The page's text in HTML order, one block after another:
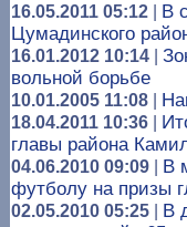
16.05.2011 05:12
В
Цумадинского
16.01.2012 10:14
вольной борьбе
10.01.2005 11:08
18.04.2011 10:36
главы района
04.06.2010 09:09
В
футболу на призы
02.05.2010 05:25
В